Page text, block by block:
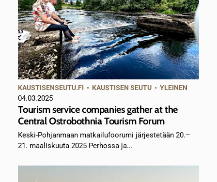
KAUSTISENSEUTU.FI • KAUSTISEN SEUTU •YLEINEN
04.03.2025
Tourism service companies gather at the
Central Ostrobothnia Tourism Forum
Keski-Pohjanmaan matkailufoorumi järjestetään 20.–
21. maaliskuuta 2025 Perhossa ja...